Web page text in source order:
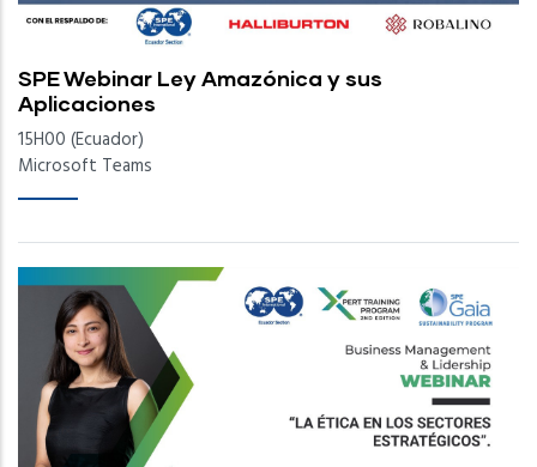
SPE Webinar Ley Amazónica y sus
Aplicaciones
15H00 (Ecuador)
Microsoft Teams